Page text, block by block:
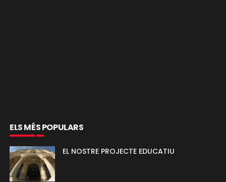
ELS MÉS POPULARS
EL NOSTRE PROJECTE EDUCATIU